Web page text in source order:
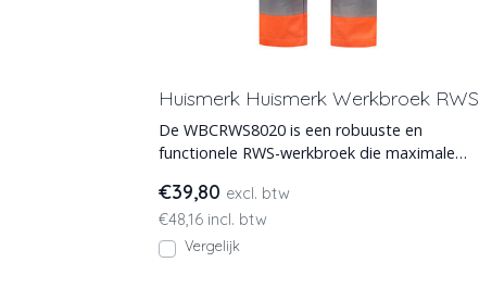
Huismerk Huismerk Werkbroek RWS
De WBCRWS8020 is een robuuste en
functionele RWS-werkbroek die maximale
€39,80 excl. btw
€48,16 incl. btw
Vergelijk